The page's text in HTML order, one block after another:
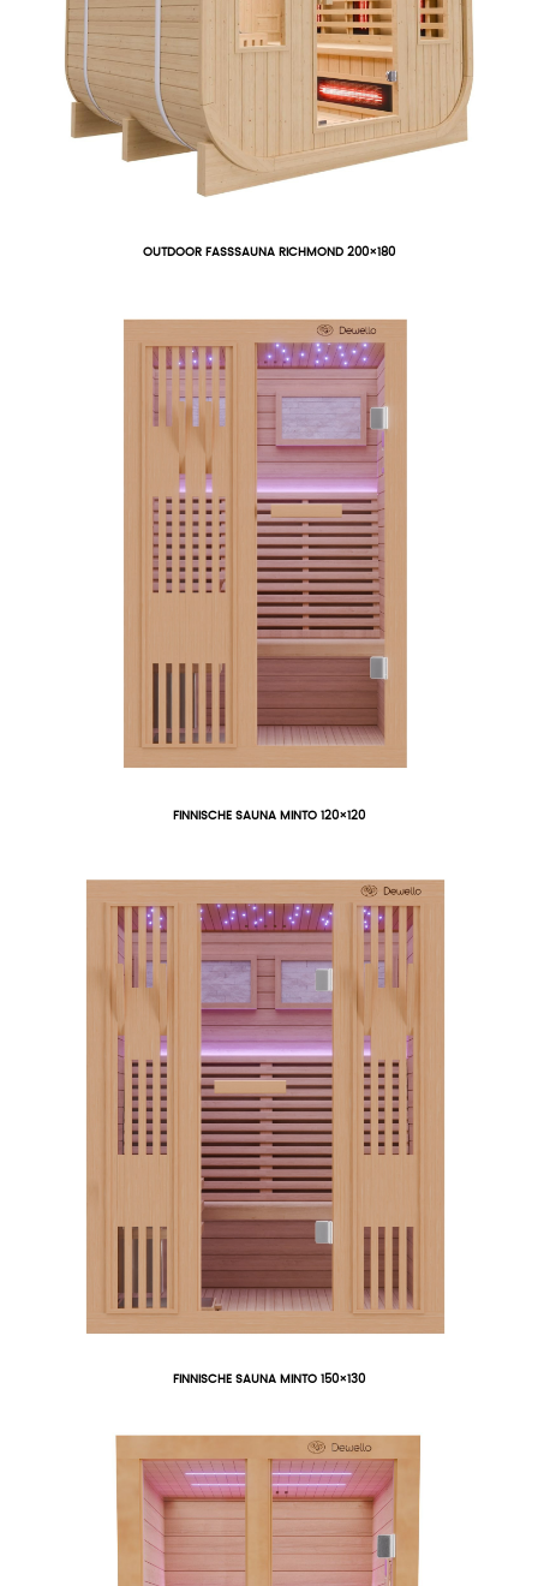
OUTDOOR FASSSAUNA RICHMOND 200×180
FINNISCHE SAUNA MINTO 120×120
FINNISCHE SAUNA MINTO 150×130